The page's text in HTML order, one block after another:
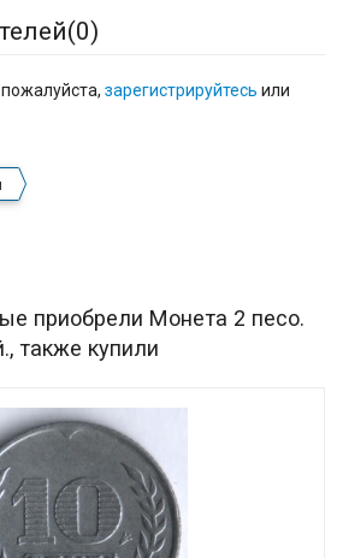
0)
зарегистрируйтесь или
приобрели Монета 2 песо.
также купили